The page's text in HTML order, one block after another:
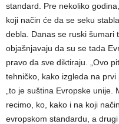
standard. Pre nekoliko
koji način će da se seku
debla. Danas se ruski šumari
objašnjavaju da su se tada
pravo da sve diktiraju. „Ovo
tehničko, kako izgleda na prvi
„to je suština Evropske unije.
recimo, ko, kako i na koji
evropskom standardu, a